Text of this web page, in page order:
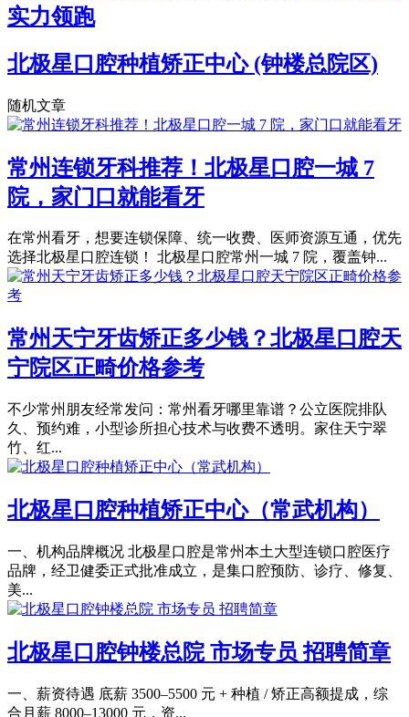
实力领跑
北极星口腔种植矫正中心 (钟楼总院区)
随机文章
常州连锁牙科推荐！北极星口腔一城 7
院，家门口就能看牙
在常州看牙，想要连锁保障、统一收费、医师资源互通，优先
选择北极星口腔连锁！ 北极星口腔常州一城 7 院，覆盖钟...
常州天宁牙齿矫正多少钱？北极星口腔天
宁院区正畸价格参考
不少常州朋友经常发问：常州看牙哪里靠谱？公立医院排队
久、预约难，小型诊所担心技术与收费不透明。家住天宁翠
竹、红...
北极星口腔种植矫正中心（常武机构）
一、机构品牌概况 北极星口腔是常州本土大型连锁口腔医疗
品牌，经卫健委正式批准成立，是集口腔预防、诊疗、修复、
美...
北极星口腔钟楼总院 市场专员 招聘简章
一、薪资待遇 底薪 3500–5500 元 + 种植 / 矫正高额提成，综
合月薪 8000–13000 元，资...